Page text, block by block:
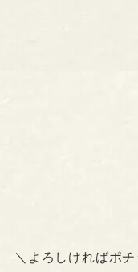
＼よろしければポ